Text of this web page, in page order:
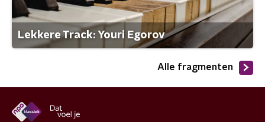
Lekkere Track: Youri Egorov
Alle fragmenten